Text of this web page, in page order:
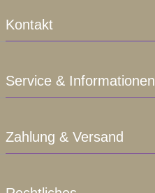
Kontakt
Service & Informationen
Zahlung & Versand